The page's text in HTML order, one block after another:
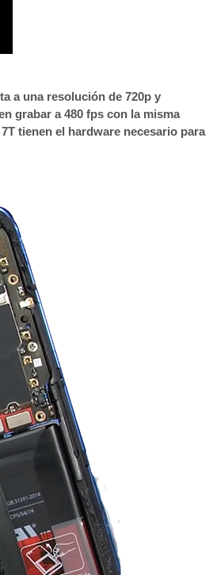
a una resolución de 720p y
grabar a 480 fps con la misma
tienen el hardware necesario para